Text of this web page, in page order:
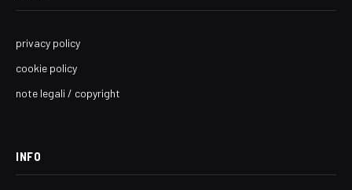
privacy policy
cookie policy
note legali / copyright
INFO